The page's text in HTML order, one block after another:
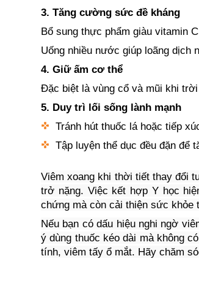
3. Tăng cường sức đề kháng
Bổ sung thực phẩm giàu vitamin
Uống nhiều nước giúp loãng dịch
4. Giữ ấm cơ thể
Đặc biệt là vùng cổ và mũi khi
5. Duy trì lối sống lành mạnh
Tránh hút thuốc lá hoặc tiếp
Tập luyện thể dục đều đặn để
Viêm xoang khi thời tiết thay đổi
trở nặng. Việc kết hợp Y học
chứng mà còn cải thiện sức khỏe
Nếu bạn có dấu hiệu nghi ngờ
ý dùng thuốc kéo dài mà không
tính, viêm tấy ổ mắt. Hãy chăm